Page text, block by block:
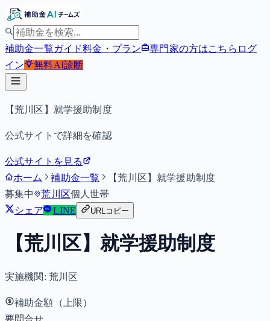
補助金一覧ガイド料金・プラン 専門家の方はこちら ログ
イン
無料AI診断
【荒川区】就学援助制度
公式サイトで詳細を確認
公式サイトを見る
ホーム
補助金一覧
【荒川区】就学援助制度
募集中
荒川区個人世帯
シェア
LINE URLコピー
【荒川区】就学援助制度
実施機関: 荒川区
補助金額（上限）
要問合せ